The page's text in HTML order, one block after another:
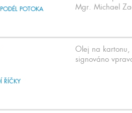
Mgr. Michael
Olej na
signováno